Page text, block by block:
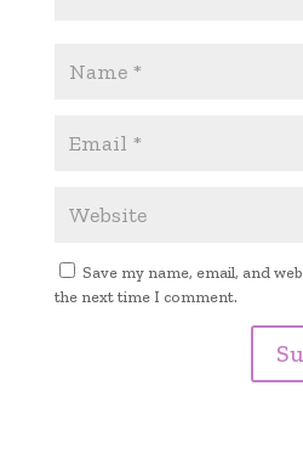
Save my name, email, and
the next time I comment.